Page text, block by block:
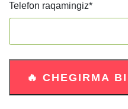
Telefon raqamingiz*